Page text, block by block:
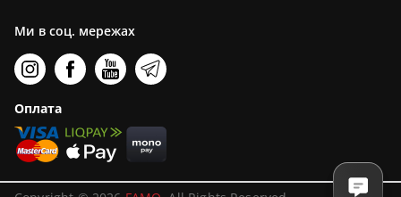
Ми в соц. мережах
Оплата